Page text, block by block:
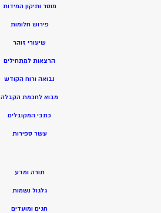
מוסר ותיקון המידות
פירוש חלומות
שיעורי זוהר
הרצאות למתחילים
נבואה ורוח הקודש
מבוא לחכמת הקבלה
כתבי המקובלים
עשר ספירות
תורה ומדע
גלגול נשמות
חגים ומועדים